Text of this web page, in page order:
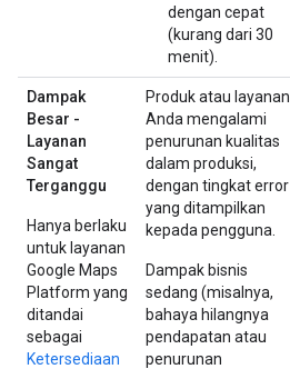
dengan cepat
(kurang dari 30
menit).
Dampak
Besar -
Layanan
Sangat
Terganggu
Hanya berlaku
untuk layanan
Google Maps
Platform yang
ditandai
sebagai
Ketersediaan
Produk atau layanan
Anda mengalami
penurunan kualitas
dalam produksi,
dengan tingkat error
yang ditampilkan
kepada pengguna.
Dampak bisnis
sedang (misalnya,
bahaya hilangnya
pendapatan atau
penurunan